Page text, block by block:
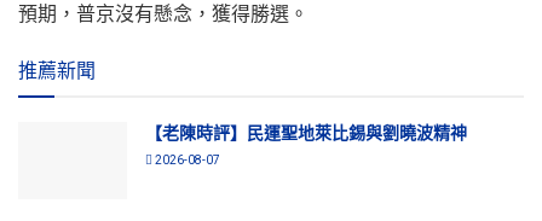
預期，普京沒有懸念，獲得勝選。
推薦新聞
【老陳時評】民運聖地萊比錫與劉曉波精神
2026-08-07